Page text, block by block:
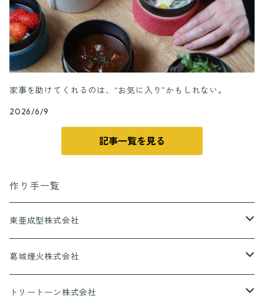
家事を助けてくれるのは、“お気に入り”かもしれない。
2026/6/9
記事一覧を見る
作り手一覧
東亜成型株式会社
グリルQ
葛城煙火株式会社
CANPING HANABI
トリートーン株式会社